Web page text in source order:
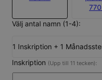
Välj antal namn (1-4):
1 Inskription + 1
Inskription (Upp till 11 tecken):